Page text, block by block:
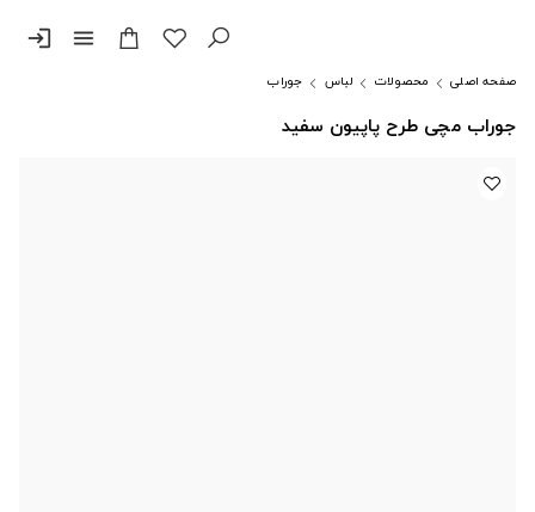
menu
login
صفحه اصلی محصولات لباس جوراب
جوراب مچی طرح پاپیون سفید